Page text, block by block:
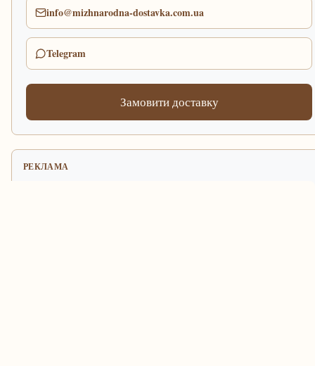
info@mizhnarodna-dostavka.com.ua
Telegram
Замовити доставку
РЕКЛАМА